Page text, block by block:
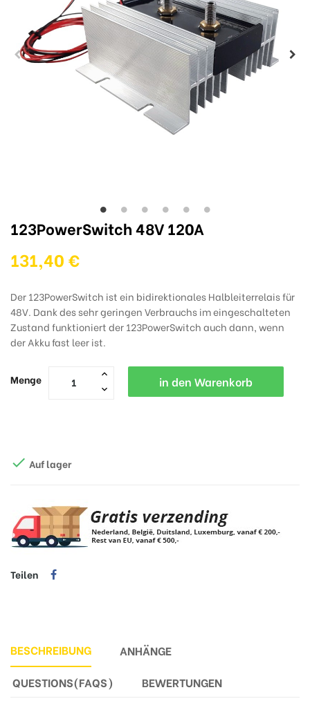
123PowerSwitch 48V 120A
131,40 €
Der 123PowerSwitch ist ein bidirektionales Halbleiterrelais für
48V. Dank des sehr geringen Verbrauchs im eingeschalteten
Zustand funktioniert der 123PowerSwitch auch dann, wenn
der Akku fast leer ist.
Menge in den Warenkorb
 Auf lager
Teilen
BESCHREIBUNG
ANHÄNGE
QUESTIONS(FAQS)
BEWERTUNGEN